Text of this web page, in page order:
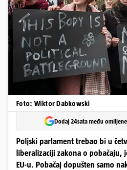
Foto: Wiktor Dabkowski
Dodaj 24sata među
Poljski parlament trebao bi u
liberalizaciji zakona o pobačaju,
EU-u. Pobačaj dopušten samo